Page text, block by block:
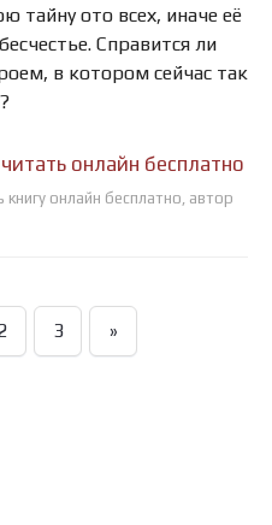
тайну ото всех, иначе её
Справится ли
в котором сейчас так
онлайн бесплатно
онлайн бесплатно, автор
3 »